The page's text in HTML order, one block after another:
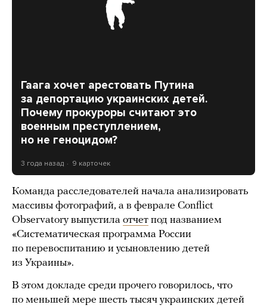
Гаага хочет арестовать Путина
за депортацию украинских детей.
Почему прокуроры считают это
военным преступлением,
но не геноцидом?
3 года назад 9 карточек
Команда расследователей начала анализировать
массивы фотографий, а в феврале Conflict
Observatory выпустила отчет под названием
«Систематическая программа России
по перевоспитанию и усыновлению детей
из Украины».
В этом докладе среди прочего говорилось, что
по меньшей мере шесть тысяч украинских детей